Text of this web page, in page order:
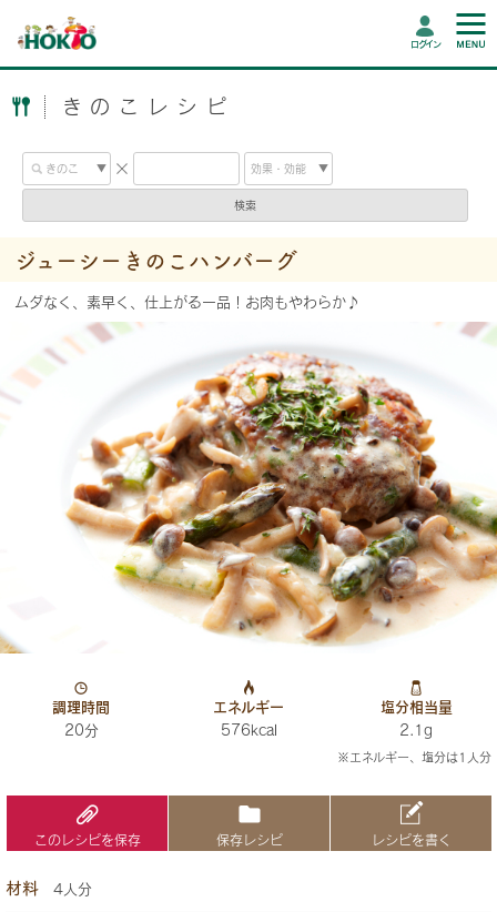
ログイン
きのこレシピ
検索
ジューシーきのこハンバーグ
ムダなく、素早く、仕上がる一品！お肉もやわらか♪
調理時間
20分
エネルギー
576kcal
塩分相当量
2.1g
※エネルギー、塩分は1人分
このレシピを保存 保存レシピ レシピを書く
材料 4人分